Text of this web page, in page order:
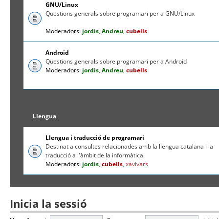
GNU/Linux
Qüestions generals sobre programari per a GNU/Linux
Moderadors: jordis,Andreu,cubells
Android
Qüestions generals sobre programari per a Android
Moderadors: jordis,Andreu,cubells
Llengua
Llengua i traducció de programari
Destinat a consultes relacionades amb la llengua catalana i la
traducció a l'àmbit de la informàtica.
Moderadors: jordis,cubells,xavivars
Inicia la sessió